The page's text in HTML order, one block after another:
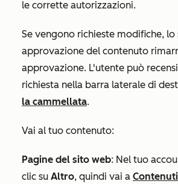
le corrette autorizzazioni.
Se vengono richieste modifiche, lo
approvazione del contenuto
approvazione. L'utente può
richiesta nella barra laterale di
la cammellata.
Vai al tuo contenuto:
Pagine del sito web: Nel tuo
clic su Altro, quindi vai a Contenuti